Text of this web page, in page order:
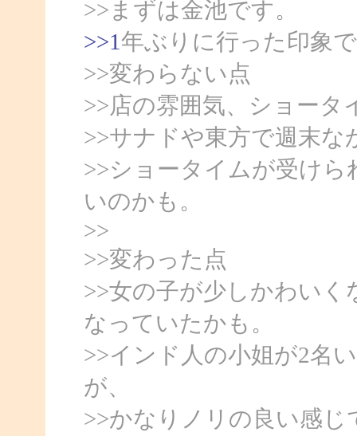
>>まずは金池です。
>>1年ぶりに行った印象
>>変わらない点
>>店の雰囲気、ショータ
>>サナドや東方で週末
>>ショータイムが受け
いのかも。
>>
>>変わった点
>>女の子が少しかわい
なっていたかも。
>>インド人の小姐が2名
が、
>>かなりノリの良い感じ